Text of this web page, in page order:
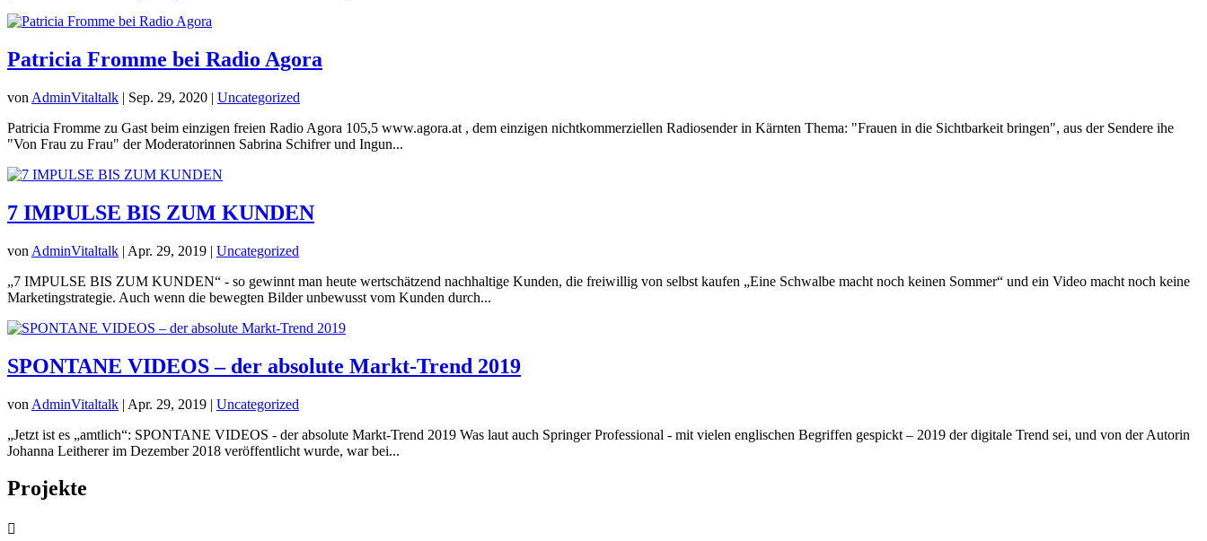
Patricia Fromme bei Radio Agora
von AdminVitaltalk | Sep. 29, 2020 | Uncategorized
Patricia Fromme zu Gast beim einzigen freien Radio Agora 105,5 www.agora.at , dem einzigen nichtkommerziellen Radiosender in Kärnten Thema: "Frauen in die Sichtbarkeit bringen", aus der Sendere ihe
"Von Frau zu Frau" der Moderatorinnen Sabrina Schifrer und Ingun...
7 IMPULSE BIS ZUM KUNDEN
von AdminVitaltalk | Apr. 29, 2019 | Uncategorized
„7 IMPULSE BIS ZUM KUNDEN“ - so gewinnt man heute wertschätzend nachhaltige Kunden, die freiwillig von selbst kaufen „Eine Schwalbe macht noch keinen Sommer“ und ein Video macht noch keine
Marketingstrategie. Auch wenn die bewegten Bilder unbewusst vom Kunden durch...
SPONTANE VIDEOS – der absolute Markt-Trend 2019
von AdminVitaltalk | Apr. 29, 2019 | Uncategorized
„Jetzt ist es „amtlich“: SPONTANE VIDEOS - der absolute Markt-Trend 2019 Was laut auch Springer Professional - mit vielen englischen Begriffen gespickt – 2019 der digitale Trend sei, und von der Autorin
Johanna Leitherer im Dezember 2018 veröffentlicht wurde, war bei...
Projekte
